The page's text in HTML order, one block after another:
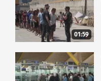
01:59